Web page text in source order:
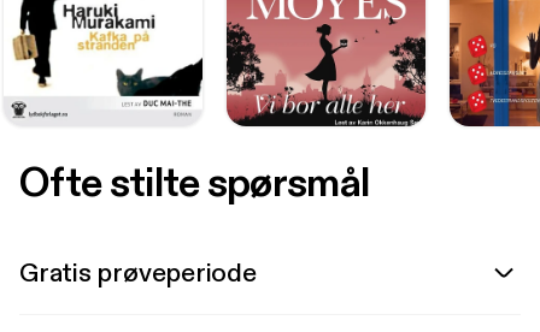
Ofte stilte spørsmål
Gratis prøveperiode